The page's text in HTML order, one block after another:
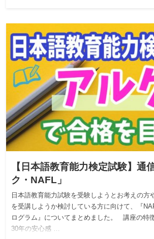
【日本語教育能力検定試験】通
ク・NAFL」
日本語教育能力試験を受験しようとお考えの方
を受講しようか検討している方に向けて、『
ログラム』についてまとめました。 講座の特
30年の安心感 …